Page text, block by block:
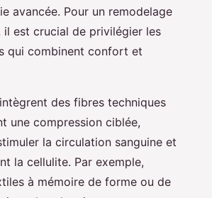
avancée. Pour un remodelage
est crucial de privilégier les
qui combinent confort et
des fibres techniques
une compression ciblée,
la circulation sanguine et
la cellulite. Par exemple,
à mémoire de forme ou de